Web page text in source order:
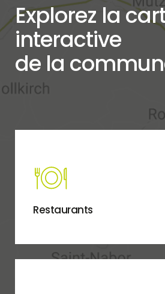
Explorez la
interactive
de la
Restaurants